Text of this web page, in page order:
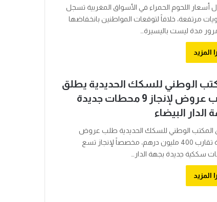
أسعار اللحوم الحمراء في الأسواق المغربية تسجل
مرتفعة، خلافاً لتوقعات المواطنين بانخفاضها
مدة ليست باليسيرة…
المزيد
الوطني للسكك الحديدية يطلق
طلب عروض لإنجاز 9 محطات جديدة
الدار البيضاء
المكتب الوطني للسكك الحديدية طلب عروض
بقيمة تقارب 400 مليون درهم، مخصصاً لإنجاز تسع
سككية جديدة بجهة الدار…
المزيد